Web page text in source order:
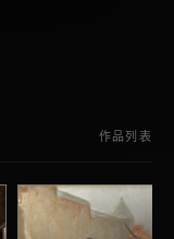
作品列表